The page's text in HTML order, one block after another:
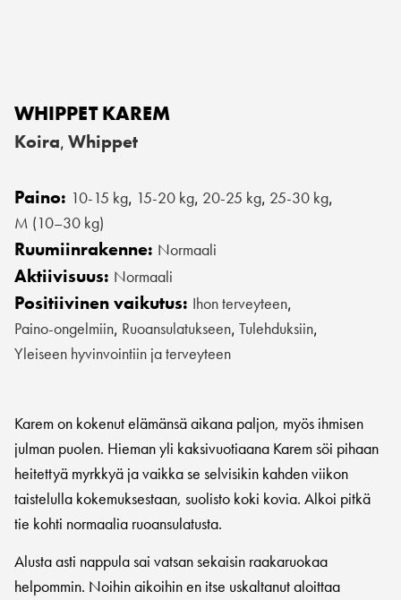
WHIPPET KAREM
Koira, Whippet
Paino: 10-15 kg, 15-20 kg, 20-25 kg, 25-30 kg,
M (10–30 kg)
Ruumiinrakenne: Normaali
Aktiivisuus: Normaali
Positiivinen vaikutus: Ihon terveyteen,
Paino-ongelmiin, Ruoansulatukseen, Tulehduksiin,
Yleiseen hyvinvointiin ja terveyteen
Karem on kokenut elämänsä aikana paljon, myös ihmisen
julman puolen. Hieman yli kaksivuotiaana Karem söi pihaan
heitettyä myrkkyä ja vaikka se selvisikin kahden viikon
taistelulla kokemuksestaan, suolisto koki kovia. Alkoi pitkä
tie kohti normaalia ruoansulatusta.
Alusta asti nappula sai vatsan sekaisin raakaruokaa
helpommin. Noihin aikoihin en itse uskaltanut aloittaa